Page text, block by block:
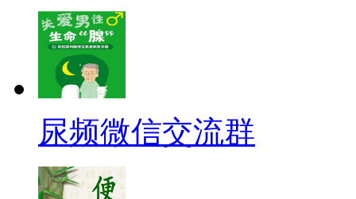
尿频微信交流群